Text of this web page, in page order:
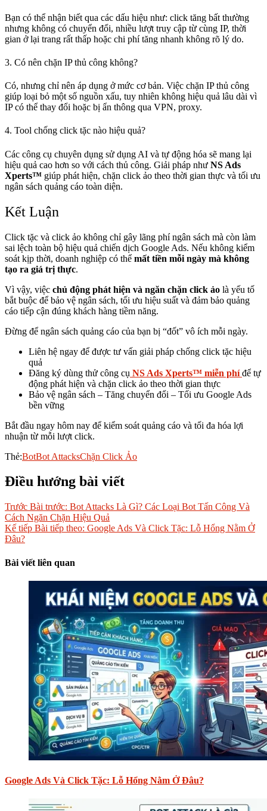
Bạn có thể nhận biết qua các dấu hiệu như: click tăng bất thường
nhưng không có chuyển đổi, nhiều lượt truy cập từ cùng IP, thời
gian ở lại trang rất thấp hoặc chi phí tăng nhanh không rõ lý do.
3. Có nên chặn IP thủ công không?
Có, nhưng chỉ nên áp dụng ở mức cơ bản. Việc chặn IP thủ công
giúp loại bỏ một số nguồn xấu, tuy nhiên không hiệu quả lâu dài vì
IP có thể thay đổi hoặc bị ẩn thông qua VPN, proxy.
4. Tool chống click tặc nào hiệu quả?
Các công cụ chuyên dụng sử dụng AI và tự động hóa sẽ mang lại
hiệu quả cao hơn so với cách thủ công. Giải pháp như NS Ads
Xperts™ giúp phát hiện, chặn click ảo theo thời gian thực và tối ưu
ngân sách quảng cáo toàn diện.
Kết Luận
Click tặc và click ảo không chỉ gây lãng phí ngân sách mà còn làm
sai lệch toàn bộ hiệu quả chiến dịch Google Ads. Nếu không kiểm
soát kịp thời, doanh nghiệp có thể mất tiền mỗi ngày mà không
tạo ra giá trị thực.
Vì vậy, việc chủ động phát hiện và ngăn chặn click ảo là yếu tố
bắt buộc để bảo vệ ngân sách, tối ưu hiệu suất và đảm bảo quảng
cáo tiếp cận đúng khách hàng tiềm năng.
Đừng để ngân sách quảng cáo của bạn bị “đốt” vô ích mỗi ngày.
Liên hệ ngay để được tư vấn giải pháp chống click tặc hiệu
quả
Đăng ký dùng thử công cụ NS Ads Xperts™ miễn phí để tự
động phát hiện và chặn click ảo theo thời gian thực
Bảo vệ ngân sách – Tăng chuyển đổi – Tối ưu Google Ads
bền vững
Bắt đầu ngay hôm nay để kiểm soát quảng cáo và tối đa hóa lợi
nhuận từ mỗi lượt click.
Thẻ:BotBot AttacksChặn Click Ảo
Điều hướng bài viết
Trước Bài trước: Bot Attacks Là Gì? Các Loại Bot Tấn Công Và
Cách Ngăn Chặn Hiệu Quả
Kế tiếp Bài tiếp theo: Google Ads Và Click Tặc: Lỗ Hổng Nằm Ở
Đâu?
Bài viết liên quan
Google Ads Và Click Tặc: Lỗ Hổng Nằm Ở Đâu?